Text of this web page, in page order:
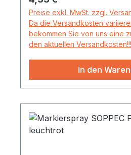
Preise exkl. MwSt. zzgl.
Da die Versandkosten
bekommen Sie von uns eine
den aktuellen Versandkosten!!!
In den